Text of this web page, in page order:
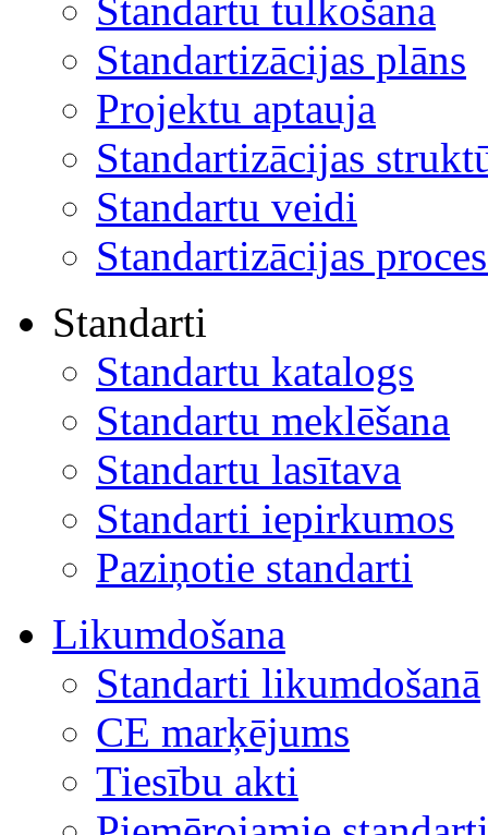
Standartu tulkošana
Standartizācijas plāns
Projektu aptauja
Standartizācijas
Standartu veidi
Standartizācijas
Standarti
Standartu katalogs
Standartu meklēšana
Standartu lasītava
Standarti iepirkumos
Paziņotie standarti
Likumdošana
Standarti likumdošanā
CE marķējums
Tiesību akti